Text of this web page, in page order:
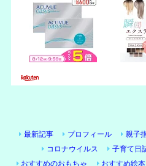
最新記事 プロフィール 親子
コロナウイルス
子育て日
おすすめのおもちゃ
おすすめ絵本